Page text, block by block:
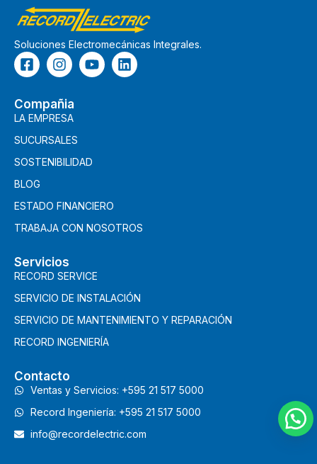
Soluciones Electromecánicas Integrales.
Compañia
LA EMPRESA
SUCURSALES
SOSTENIBILIDAD
BLOG
ESTADO FINANCIERO
TRABAJA CON NOSOTROS
Servicios
RECORD SERVICE
SERVICIO DE INSTALACIÓN
SERVICIO DE MANTENIMIENTO Y REPARACIÓN
RECORD INGENIERÍA
Contacto
Ventas y Servicios: +595 21 517 5000
Record Ingeniería: +595 21 517 5000
info@recordelectric.com